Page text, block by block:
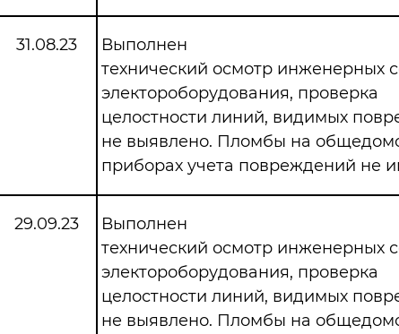
31.08.23
Выполнен
технический осмотр инженерных
электороборудования, проверка
целостности линий, видимых
не выявлено. Пломбы на
приборах учета повреждений не
29.09.23
Выполнен
технический осмотр инженерных
электороборудования, проверка
целостности линий, видимых
не выявлено. Пломбы на